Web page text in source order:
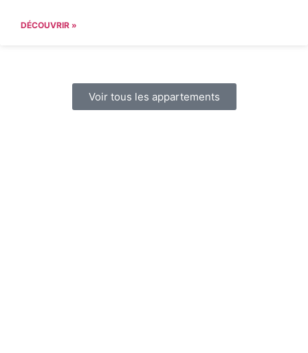
DÉCOUVRIR »
Voir tous les appartements